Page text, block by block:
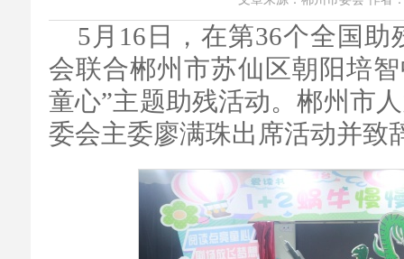
5月16日，在第36个全国
会联合郴州市苏仙区朝阳培
童心”主题助残活动。郴州市
委会主委廖满珠出席活动并致